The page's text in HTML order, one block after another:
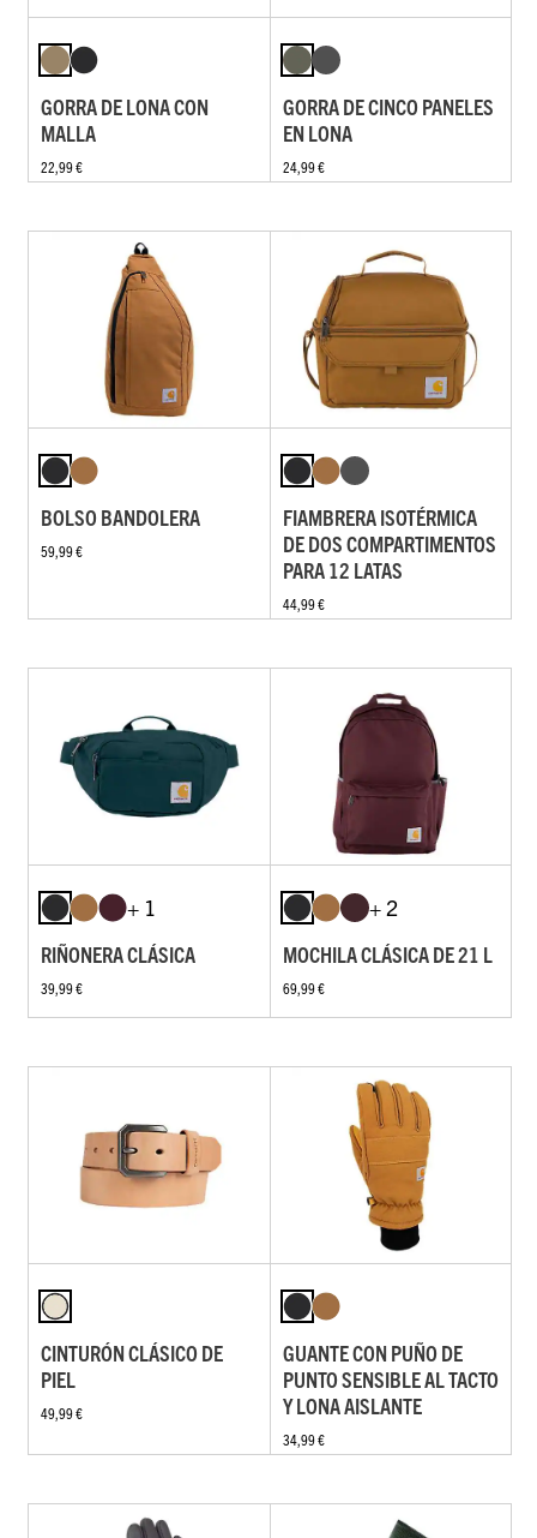
GORRA DE LONA CON
MALLA
22,99 €
GORRA DE CINCO PANELES
EN LONA
24,99 €
BOLSO BANDOLERA
59,99 €
FIAMBRERA ISOTÉRMICA
DE DOS COMPARTIMENTOS
PARA 12 LATAS
44,99 €
+ 1
RIÑONERA CLÁSICA
39,99 €
+ 2
MOCHILA CLÁSICA DE 21 L
69,99 €
CINTURÓN CLÁSICO DE
PIEL
49,99 €
GUANTE CON PUÑO DE
PUNTO SENSIBLE AL TACTO
Y LONA AISLANTE
34,99 €